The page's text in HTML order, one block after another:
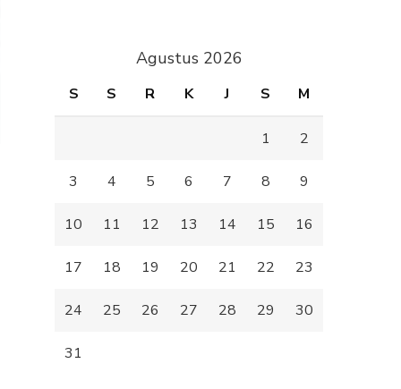
Agustus 2026
S S R K J S M
1 2
3 4 5 6 7 8 9
10 11 12 13 14 15 16
17 18 19 20 21 22 23
24 25 26 27 28 29 30
31